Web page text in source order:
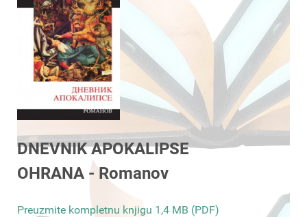
DNEVNIK APOKALIPSE
OHRANA - Romanov
Preuzmite kompletnu knjigu 1,4 MB (PDF)